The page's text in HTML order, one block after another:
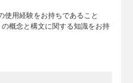
用経験をお持ちであること
概念と構文に関する知識をお持